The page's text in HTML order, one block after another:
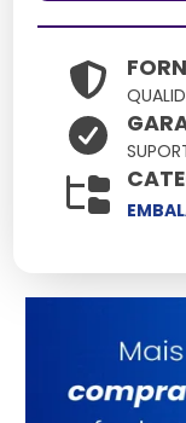
Dimensões
(cm)
Benefícios
Design